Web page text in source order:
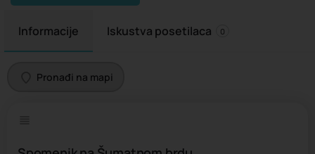
Informacije Iskustva posetilaca 0
Pronađi na mapi